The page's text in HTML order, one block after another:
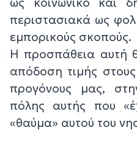
περιστασιακά ως
εμπορικούς σκοπούς.
Η προσπάθεια αυτή
απόδοση τιμής
προγόνους μας,
πόλης αυτής που
«θαύμα» αυτού του